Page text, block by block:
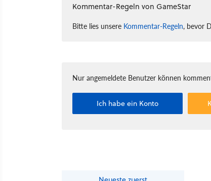
Kommentar-Regeln von GameStar
Bitte lies unsere Kommentar-Regeln, bevor
Nur angemeldete Benutzer können
Ich habe ein Konto